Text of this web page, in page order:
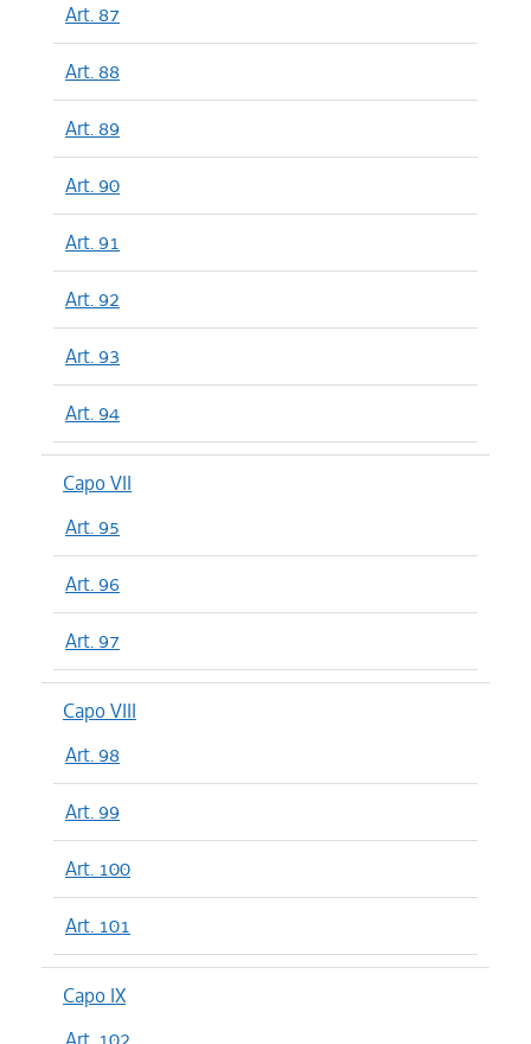
Art. 87
Art. 88
Art. 89
Art. 90
Art. 91
Art. 92
Art. 93
Art. 94
Capo VII
Art. 95
Art. 96
Art. 97
Capo VIII
Art. 98
Art. 99
Art. 100
Art. 101
Capo IX